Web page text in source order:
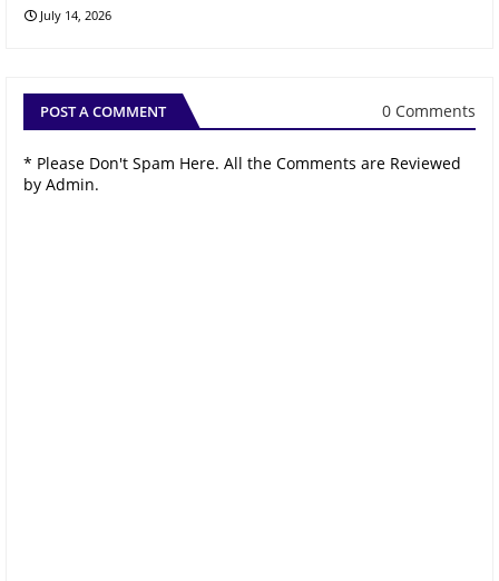
July 14, 2026
POST A COMMENT 0 Comments
* Please Don't Spam Here. All the Comments are Reviewed
by Admin.